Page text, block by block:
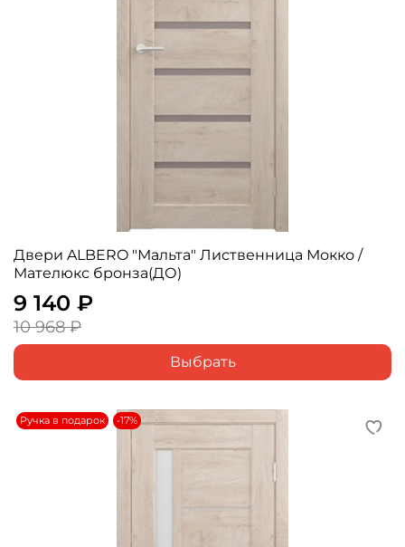
Двери ALBERO "Мальта" Лиственница Мокко /
Мателюкс бронза(ДО)
9 140 ₽
10 968 ₽
Выбрать
Ручка в подарок -17%